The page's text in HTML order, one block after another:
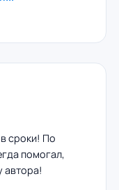
сроки! По
помогал,
автора!